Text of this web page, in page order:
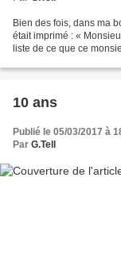
Bien des fois, dans ma
était imprimé : «
liste de ce que ce
10 ans
Publié le 05/03/2017 à
Par G.Tell